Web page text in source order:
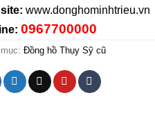
www.donghominhtrieu.vn
0967700000
Đồng hồ Thụy Sỹ cũ